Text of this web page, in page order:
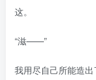
这。
“滋——”
我用尽自己所能造